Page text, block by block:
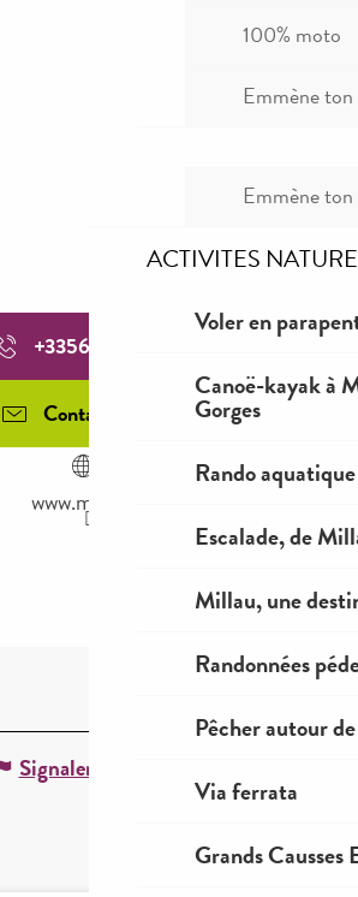
100% moto
Emmène
Emmène
ACTIVITES NATURE
Voler en
Canoë-kayak à
Gorges
Rando
Escalade, de
Millau, une
Randonnées
Pêcher autour
Via ferrata
Grands Causses
+335655950
Contactez-nous
www.millau.fr
Signaler une erreur